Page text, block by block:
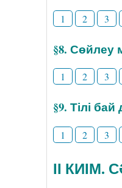
1 2 3
§8. Сөйлеу
1 2 3
§9. Тілі
1 2 3
ІІ КИІМ.